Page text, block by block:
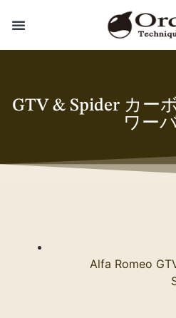
GTV & Spider カー
ワー
Alfa Romeo